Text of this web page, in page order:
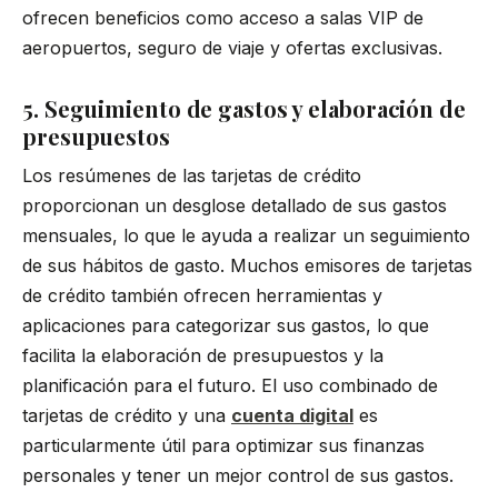
ofrecen beneficios como acceso a salas VIP de
aeropuertos, seguro de viaje y ofertas exclusivas.
5. Seguimiento de gastos y elaboración de
presupuestos
Los resúmenes de las tarjetas de crédito
proporcionan un desglose detallado de sus gastos
mensuales, lo que le ayuda a realizar un seguimiento
de sus hábitos de gasto. Muchos emisores de tarjetas
de crédito también ofrecen herramientas y
aplicaciones para categorizar sus gastos, lo que
facilita la elaboración de presupuestos y la
planificación para el futuro. El uso combinado de
tarjetas de crédito y una cuenta digital es
particularmente útil para optimizar sus finanzas
personales y tener un mejor control de sus gastos.